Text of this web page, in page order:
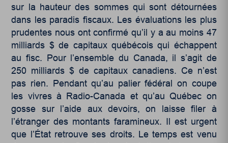
sur la hauteur des sommes qui sont détournées
dans les paradis fiscaux. Les évaluations les plus
prudentes nous ont confirmé qu’il y a au moins 47
milliards $ de capitaux québécois qui échappent
au fisc. Pour l’ensemble du Canada, il s’agit de
250 milliards $ de capitaux canadiens. Ce n’est
pas rien. Pendant qu’au palier fédéral on coupe
les vivres à Radio-Canada et qu’au Québec on
gosse sur l’aide aux devoirs, on laisse filer à
l’étranger des montants faramineux. Il est urgent
que l’État retrouve ses droits. Le temps est venu